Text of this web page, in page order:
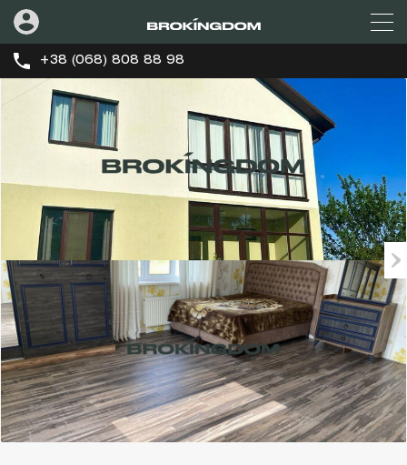
+38 (068) 808 88 98